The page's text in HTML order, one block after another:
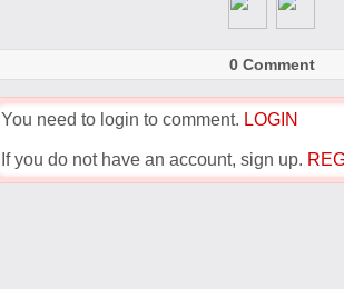
0 Comment
You need to login to comment. LOGIN
If you do not have an account, sign up.